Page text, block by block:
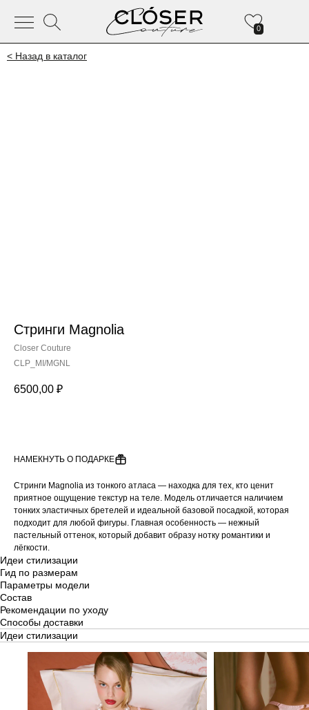
0
< Назад в каталог
Стринги Magnolia
Closer Couture
CLP_MI/MGNL
6500,00 ₽
НАМЕКНУТЬ О ПОДАРКЕ
Стринги Magnolia из тонкого атласа — находка для тех, кто ценит
приятное ощущение текстур на теле. Модель отличается наличием
тонких эластичных бретелей и идеальной базовой посадкой, которая
подходит для любой фигуры. Главная особенность — нежный
пастельный оттенок, который добавит образу нотку романтики и
лёгкости.
Идеи стилизации
Гид по размерам
Параметры модели
Состав
Рекомендации по уходу
Способы доставки
Идеи стилизации